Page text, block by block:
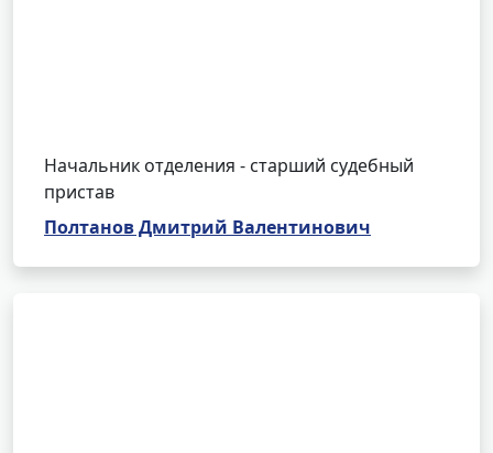
Начальник отделения - старший судебный
пристав
Полтанов Дмитрий Валентинович